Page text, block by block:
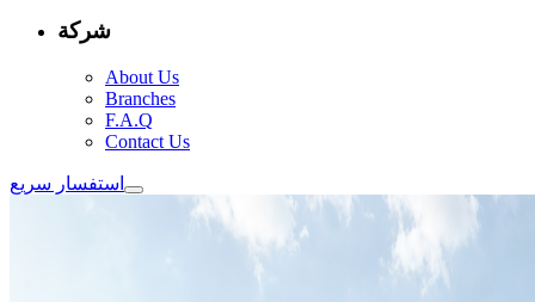
شركة
About Us
Branches
F.A.Q
Contact Us
استفسار سريع